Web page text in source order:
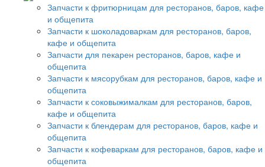
Запчасти к фритюрницам для ресторанов, баров, кафе
и общепита
Запчасти к шоколадоваркам для ресторанов, баров,
кафе и общепита
Запчасти для пекарен ресторанов, баров, кафе и
общепита
Запчасти к мясорубкам для ресторанов, баров, кафе и
общепита
Запчасти к соковыжималкам для ресторанов, баров,
кафе и общепита
Запчасти к блендерам для ресторанов, баров, кафе и
общепита
Запчасти к кофеваркам для ресторанов, баров, кафе и
общепита